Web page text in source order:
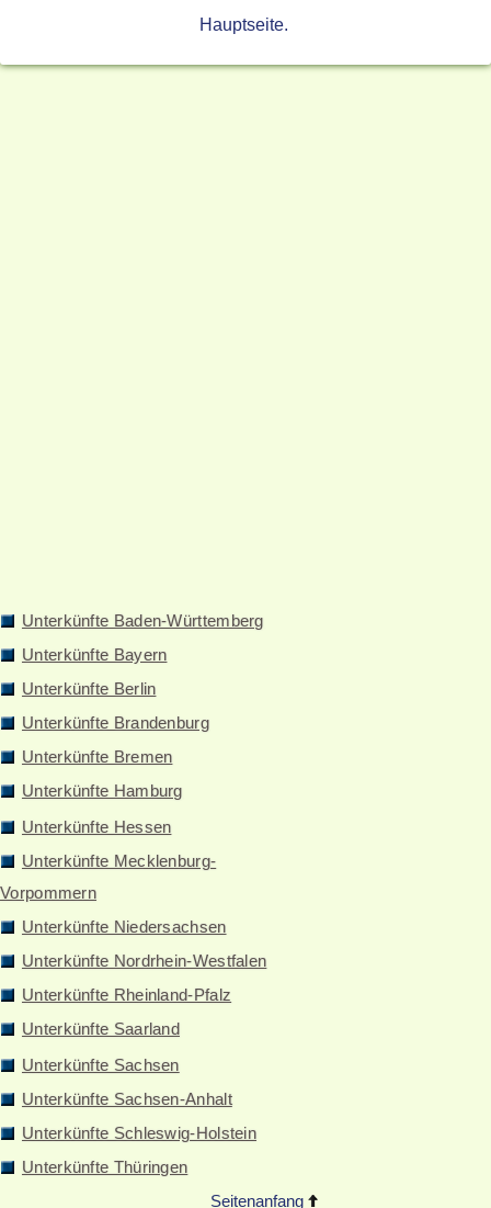
Hauptseite.
Unterkünfte Baden-Württemberg
Unterkünfte Bayern
Unterkünfte Berlin
Unterkünfte Brandenburg
Unterkünfte Bremen
Unterkünfte Hamburg
Unterkünfte Hessen
Unterkünfte Mecklenburg-
Vorpommern
Unterkünfte Niedersachsen
Unterkünfte Nordrhein-Westfalen
Unterkünfte Rheinland-Pfalz
Unterkünfte Saarland
Unterkünfte Sachsen
Unterkünfte Sachsen-Anhalt
Unterkünfte Schleswig-Holstein
Unterkünfte Thüringen
Seitenanfang